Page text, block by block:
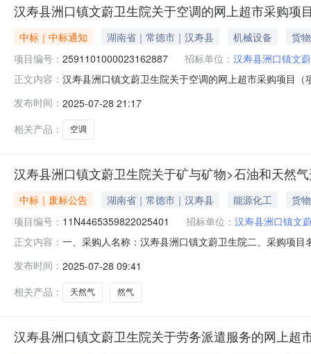
汉寿县洲口镇文蔚卫生院关于空调的网上超市采购项
中标｜中标通知 湖南省｜常德市｜汉寿县 机械设备
货物
项目编号： 2591101000023162887 招标单位： 汉寿县洲口镇文
正文内容： 汉寿县洲口镇文蔚卫生院关于空调的网上超市采购项目
常德市汉寿县报价起止时间:-二、采购单位信息采购单位
发布时间： 2025-07-28 21:17
相关产品：
空调
汉寿县洲口镇文蔚卫生院关于矿与矿物>石油和天然
中标｜废标公告 湖南省｜常德市｜汉寿县 能源化工
货物
项目编号： 11N4465359822025401 招标单位： 汉寿县洲口镇文
正文内容： 一、采购人名称：汉寿县洲口镇文蔚卫生院二、采购项
蔚卫生院地址：汉寿县洲口镇文蔚卫生院联系人：夏城
发布时间： 2025-07-28 09:41
相关产品：
天然气 然气
汉寿县洲口镇文蔚卫生院关于劳务派遣服务的网上超